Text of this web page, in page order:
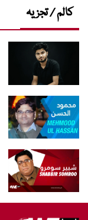
کالم / تجزیہ